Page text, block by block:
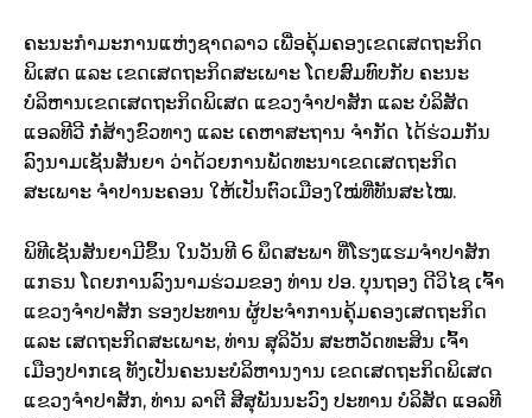
ຄະນະກຳມະການແຫ່ງຊາດລາວ ເພື່ອຄຸ້ມຄອງເຂດເສດຖະກິດ
ພິເສດ ແລະ ເຂດເສດຖະກິດສະເພາະ ໂດຍສົມທົບກັບ ຄະນະ
ບໍລິຫານເຂດເສດຖະກິດພິເສດ ແຂວງຈຳປາສັກ ແລະ ບໍລິສັດ
ແອລທີວີ ກໍ່ສ້າງຂົວທາງ ແລະ ເຄຫາສະຖານ ຈຳກັດ ໄດ້ຮ່ວມກັນ
ລົງນາມເຊັນສັນຍາ ວ່າດ້ວຍການພັດທະນາເຂດເສດຖະກິດ
ສະເພາະ ຈຳປານະຄອນ ໃຫ້ເປັນຕົວເມືອງໃໝ່ທີ່ທັນສະໄໝ.
ພິທີເຊັນສັນຍາມີຂຶ້ນ ໃນວັນທີ 6 ພຶດສະພາ ທີ່ໂຮງແຮມຈຳປາສັກ
ແກຣນ ໂດຍການລົງນາມຮ່ວມຂອງ ທ່ານ ປອ. ບຸນຖອງ ດີວິໄຊ ເຈົ້າ
ແຂວງຈຳປາສັກ ຮອງປະທານ ຜູ້ປະຈຳການຄຸ້ມຄອງເສດຖະກິດ
ແລະ ເສດຖະກິດສະເພາະ,​ ທ່ານ ສຸລິວັນ ສະຫວັດທະສິນ ເຈົ້າ
ເມືອງປາກເຊ ທັງເປັນຄະນະບໍລິຫານງານ ເຂດເສດຖະກິດພິເສດ
ແຂວງຈຳປາສັກ, ທ່ານ ລາຕີ ສີສຸພັນນະວົງ ປະທານ ບໍລິສັດ ແອລທີ